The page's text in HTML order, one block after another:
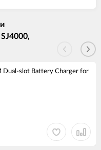
Dual-slot Battery Charger for